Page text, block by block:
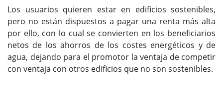
Los usuarios quieren estar en edificios sostenibles,
pero no están dispuestos a pagar una renta más alta
por ello, con lo cual se convierten en los beneficiarios
netos de los ahorros de los costes energéticos y de
agua, dejando para el promotor la ventaja de competir
con ventaja con otros edificios que no son sostenibles.